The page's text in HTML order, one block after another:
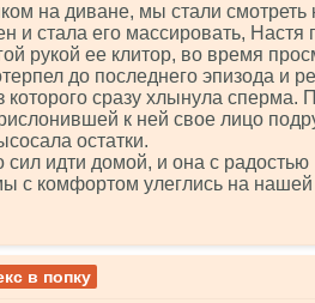
на диване, мы стали
и стала его массировать, Настя
рукой ее клитор, во время
до последнего эпизода и
которого сразу хлынула сперма.
к ней свое лицо
остатки.
идти домой, и она с радостью
с комфортом улеглись на нашей
в попку